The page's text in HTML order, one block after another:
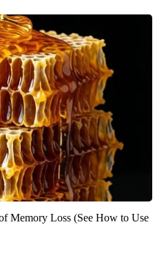
Memory Loss (See How to Use